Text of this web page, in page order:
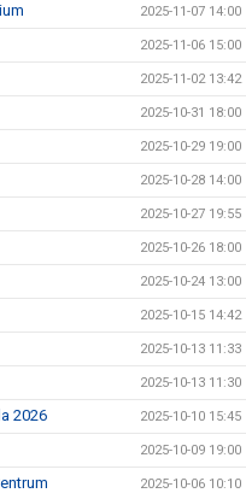
2025-11-07 14:00
2025-11-06 15:00
2025-11-02 13:42
2025-10-31 18:00
2025-10-29 19:00
2025-10-28 14:00
2025-10-27 19:55
2025-10-26 18:00
2025-10-24 13:00
2025-10-15 14:42
2025-10-13 11:33
2025-10-13 11:30
2026 2025-10-10 15:45
2025-10-09 19:00
2025-10-06 10:10